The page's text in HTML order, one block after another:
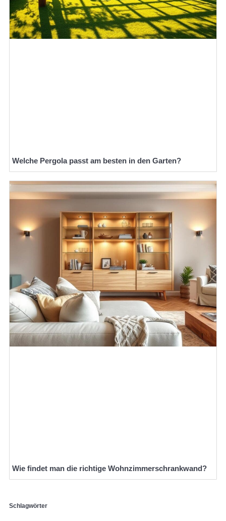
Welche Pergola passt am besten in den Garten?
Wie findet man die richtige Wohnzimmerschrankwand?
Schlagwörter